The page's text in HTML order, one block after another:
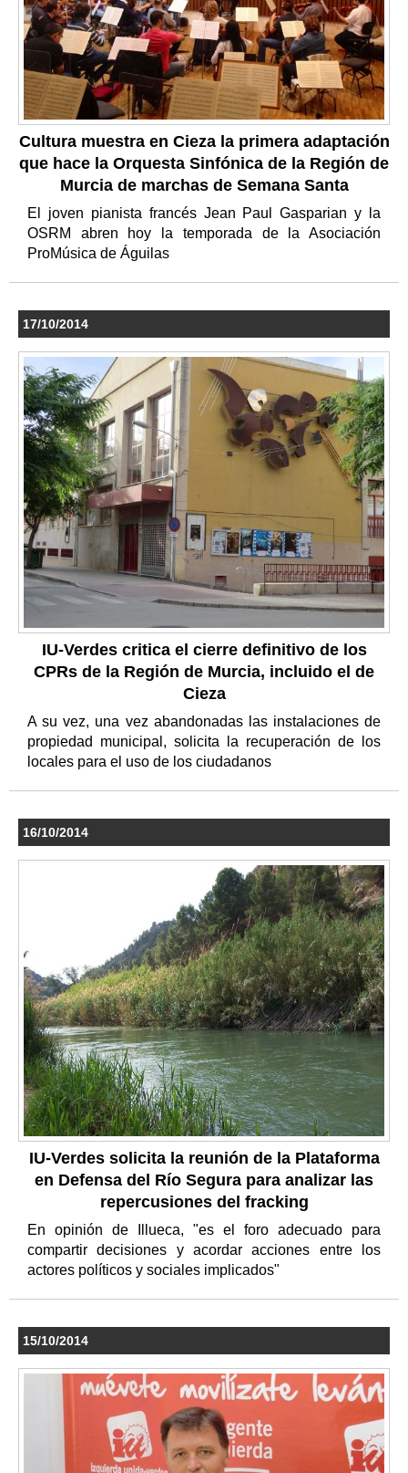
Cultura muestra en Cieza la primera adaptación
que hace la Orquesta Sinfónica de la Región de
Murcia de marchas de Semana Santa
El joven pianista francés Jean Paul Gasparian y la
OSRM abren hoy la temporada de la Asociación
ProMúsica de Águilas
17/10/2014
IU-Verdes critica el cierre definitivo de los
CPRs de la Región de Murcia, incluido el de
Cieza
A su vez, una vez abandonadas las instalaciones de
propiedad municipal, solicita la recuperación de los
locales para el uso de los ciudadanos
16/10/2014
IU-Verdes solicita la reunión de la Plataforma
en Defensa del Río Segura para analizar las
repercusiones del fracking
En opinión de Illueca, "es el foro adecuado para
compartir decisiones y acordar acciones entre los
actores políticos y sociales implicados"
15/10/2014